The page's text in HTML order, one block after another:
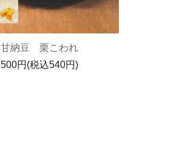
甘納豆 栗こわれ
500円(税込540円)